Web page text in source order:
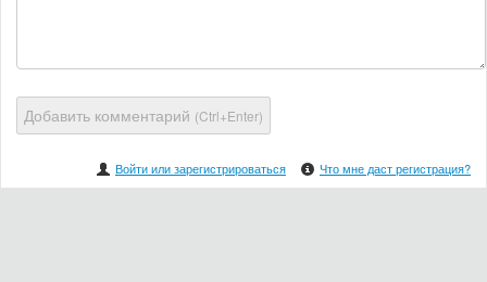
Добавить комментарий (Ctrl+Enter)
Войти или зарегистрироваться Что мне даст регистрация?